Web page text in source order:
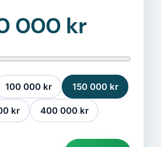
000 kr
100 000 kr 150 000 kr
kr 400 000 kr